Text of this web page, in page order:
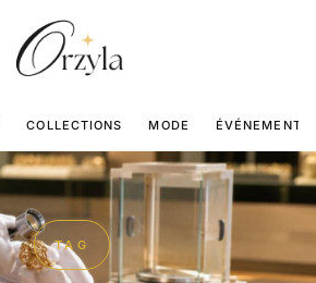
COLLECTIONS MODE ÉVÉNEMENTS
TAG